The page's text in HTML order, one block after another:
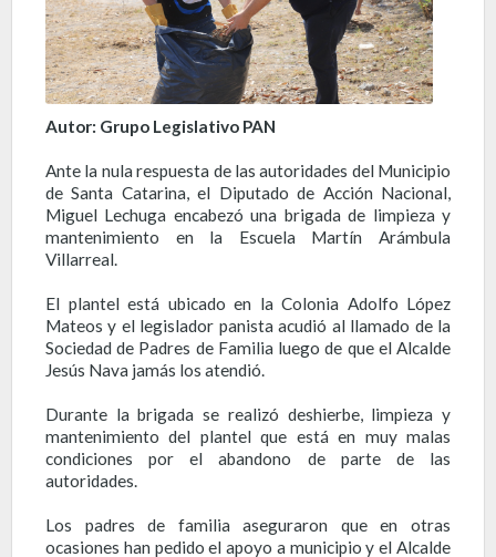
Autor: Grupo Legislativo PAN
Ante la nula respuesta de las autoridades del Municipio
de Santa Catarina, el Diputado de Acción Nacional,
Miguel Lechuga encabezó una brigada de limpieza y
mantenimiento en la Escuela Martín Arámbula
Villarreal.
El plantel está ubicado en la Colonia Adolfo López
Mateos y el legislador panista acudió al llamado de la
Sociedad de Padres de Familia luego de que el Alcalde
Jesús Nava jamás los atendió.
Durante la brigada se realizó deshierbe, limpieza y
mantenimiento del plantel que está en muy malas
condiciones por el abandono de parte de las
autoridades.
Los padres de familia aseguraron que en otras
ocasiones han pedido el apoyo a municipio y el Alcalde